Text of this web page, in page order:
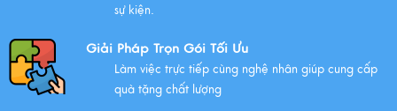
Chúc mừng chị Nguyễn Thị Nhựt Phượng - giám đốc
Xem thêm
sự kiện.
Giải Pháp Trọn Gói Tối Ưu
Làm việc trực tiếp cùng nghệ nhân giúp cung cấp
quà tặng chất lượng